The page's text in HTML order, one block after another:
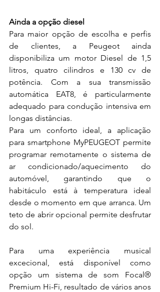
Ainda a opção diesel
Para maior opção de escolha e perfis
de clientes, a Peugeot ainda
disponibiliza um motor Diesel de 1,5
litros, quatro cilindros e 130 cv de
potência. Com a sua transmissão
automática EAT8, é particularmente
adequado para condução intensiva em
longas distâncias.
Para um conforto ideal, a aplicação
para smartphone MyPEUGEOT permite
programar remotamente o sistema de
ar condicionado/aquecimento do
automóvel, garantindo que o
habitáculo está à temperatura ideal
desde o momento em que arranca. Um
teto de abrir opcional permite desfrutar
do sol.
Para uma experiência musical
excecional, está disponível como
opção um sistema de som Focal®
Premium Hi-Fi, resultado de vários anos